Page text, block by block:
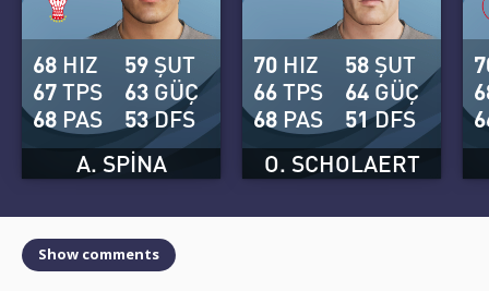
A. SPINA
68 HIZ
67TPS
68 PAS
59 ŞUT
63 GÜÇ
53DFS
O. SCHOLAERT
70 HIZ
66TPS
68 PAS
58 ŞUT
64 GÜÇ
51DFS
Show comments